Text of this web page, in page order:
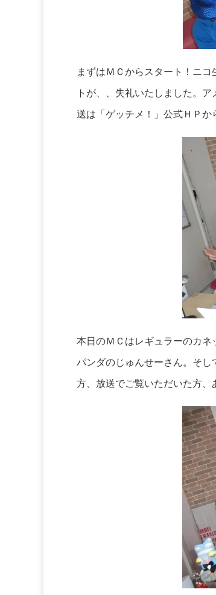
まずはＭＣからスタート！ニ
トが、、失礼いたしました。
送は「ゲッチメ！」公式ＨＰか
本日のＭＣはレギュラーのカ
パンダのじゅんせーさん。そ
方、放送でご覧いただいた方、